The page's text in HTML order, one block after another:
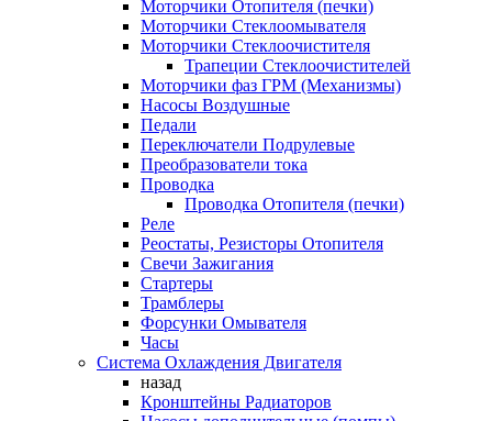
Моторчики Отопителя (печки)
Моторчики Стеклоомывателя
Моторчики Стеклоочистителя
Трапеции Стеклоочистителей
Моторчики фаз ГРМ (Механизмы)
Насосы Воздушные
Педали
Переключатели Подрулевые
Преобразователи тока
Проводка
Проводка Отопителя (печки)
Реле
Реостаты, Резисторы Отопителя
Свечи Зажигания
Стартеры
Трамблеры
Форсунки Омывателя
Часы
Система Охлаждения Двигателя
назад
Кронштейны Радиаторов